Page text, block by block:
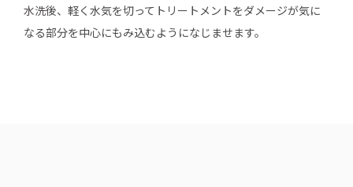
水洗後、軽く水気を切ってトリートメントをダメージが気に
なる部分を中心にもみ込むようになじませます。